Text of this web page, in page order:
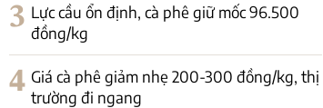
3 Lực cầu ổn định, cà phê giữ mốc 96.500
đồng/kg
4 Giá cà phê giảm nhẹ 200-300 đồng/kg, thị
trường đi ngang